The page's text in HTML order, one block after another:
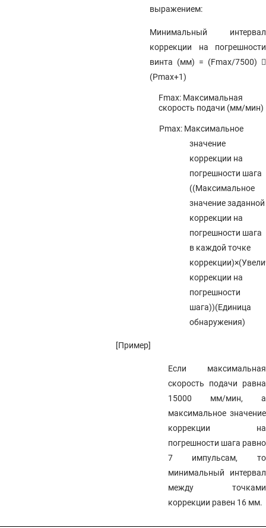
выражением:
Минимальный интервал
коррекции на погрешности
винта (мм) = (Fmax/7500) 
(Pmax+1)
Fmax: Максимальная
скорость подачи (мм/мин)
Pmax: Максимальное
значение
коррекции на
погрешности шага
((Максимальное
значение заданной
коррекции на
погрешности шага
в каждой точке
коррекции на
погрешности
шага))(Единица
обнаружения)
[Пример]
Если максимальная
скорость подачи равна
15000 мм/мин, а
максимальное значение
коррекции на
погрешности шага равно
7 импульсам, то
минимальный интервал
между точками
коррекции равен 16 мм.